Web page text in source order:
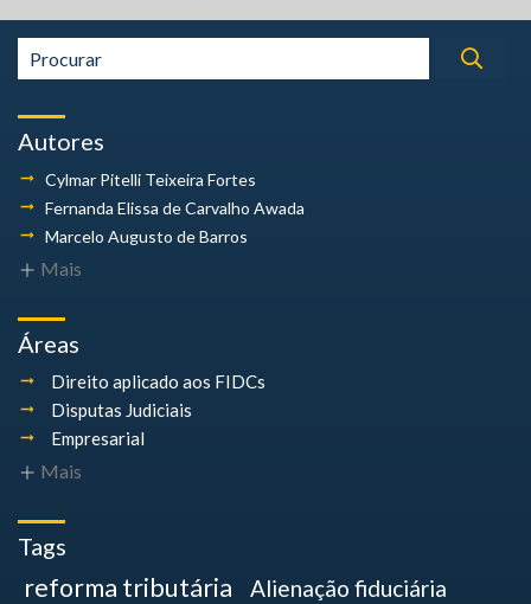
Autores
Cylmar Pitelli Teixeira Fortes
Fernanda Elissa de Carvalho Awada
Marcelo Augusto de Barros
Mais
Áreas
Direito aplicado aos FIDCs
Disputas Judiciais
Empresarial
Mais
Tags
reforma tributária
Alienação fiduciária